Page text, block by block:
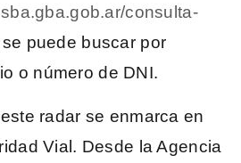
consulta-
puede buscar por
o número de DNI.
radar se enmarca en
Vial. Desde la Agencia